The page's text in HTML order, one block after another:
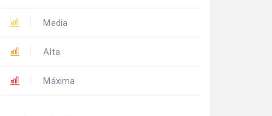
Media
Alta
Máxima